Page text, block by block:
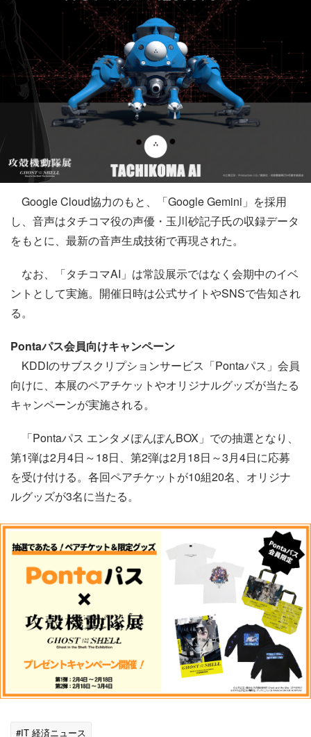
Google Cloud協力のもと、「Google Gemini」を採用
し、音声はタチコマ役の声優・玉川砂記子氏の収録データ
をもとに、最新の音声生成技術で再現された。
なお、「タチコマAI」は常設展示ではなく会期中のイベ
ントとして実施。開催日時は公式サイトやSNSで告知され
る。
Pontaパス会員向けキャンペーン
KDDIのサブスクリプションサービス「Pontaパス」会員
向けに、本展のペアチケットやオリジナルグッズが当たる
キャンペーンが実施される。
「Pontaパス エンタメぽんぽんBOX」での抽選となり、
第1弾は2月4日～18日、第2弾は2月18日～3月4日に応募
を受け付ける。各回ペアチケットが10組20名、オリジナ
ルグッズが3名に当たる。
#IT 経済ニュース